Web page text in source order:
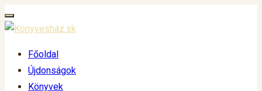
Főoldal
Újdonságok
Könyvek